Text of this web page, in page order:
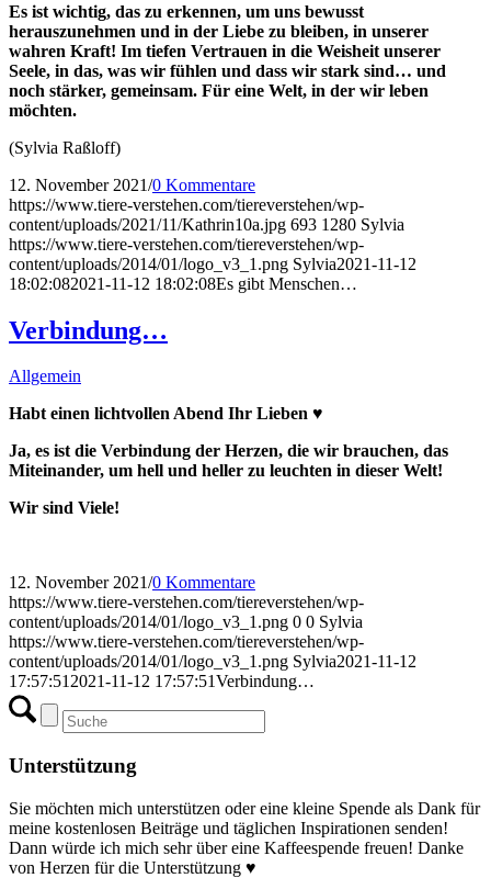
Es ist wichtig, das zu erkennen, um uns bewusst
herauszunehmen und in der Liebe zu bleiben, in unserer
wahren Kraft! Im tiefen Vertrauen in die Weisheit unserer
Seele, in das, was wir fühlen und dass wir stark sind… und
noch stärker, gemeinsam. Für eine Welt, in der wir leben
möchten.
(Sylvia Raßloff)
12. November 2021/0 Kommentare
https://www.tiere-verstehen.com/tiereverstehen/wp-
content/uploads/2021/11/Kathrin10a.jpg 693 1280 Sylvia
https://www.tiere-verstehen.com/tiereverstehen/wp-
content/uploads/2014/01/logo_v3_1.png Sylvia2021-11-12
18:02:082021-11-12 18:02:08Es gibt Menschen…
Verbindung…
Allgemein
Habt einen lichtvollen Abend Ihr Lieben ♥
Ja, es ist die Verbindung der Herzen, die wir brauchen, das
Miteinander, um hell und heller zu leuchten in dieser Welt!
Wir sind Viele!
12. November 2021/0 Kommentare
https://www.tiere-verstehen.com/tiereverstehen/wp-
content/uploads/2014/01/logo_v3_1.png 0 0 Sylvia
https://www.tiere-verstehen.com/tiereverstehen/wp-
content/uploads/2014/01/logo_v3_1.png Sylvia2021-11-12
17:57:512021-11-12 17:57:51Verbindung…
Unterstützung
Sie möchten mich unterstützen oder eine kleine Spende als Dank für
meine kostenlosen Beiträge und täglichen Inspirationen senden!
Dann würde ich mich sehr über eine Kaffeespende freuen! Danke
von Herzen für die Unterstützung ♥